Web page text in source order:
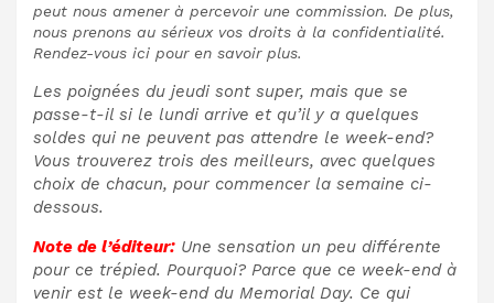
peut nous amener à percevoir une commission. De plus,
nous prenons au sérieux vos droits à la confidentialité.
Rendez-vous ici pour en savoir plus.
Les poignées du jeudi sont super, mais que se
passe-t-il si le lundi arrive et qu’il y a quelques
soldes qui ne peuvent pas attendre le week-end?
Vous trouverez trois des meilleurs, avec quelques
choix de chacun, pour commencer la semaine ci-
dessous.
Note de l’éditeur: Une sensation un peu différente
pour ce trépied. Pourquoi? Parce que ce week-end à
venir est le week-end du Memorial Day. Ce qui